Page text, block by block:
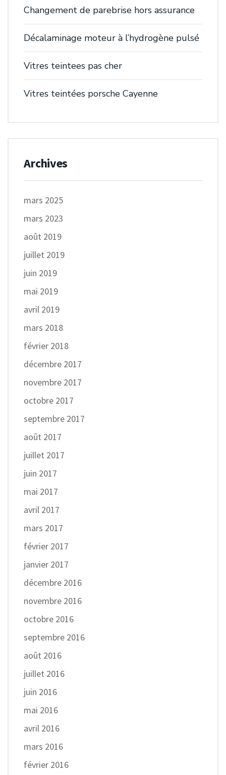
Changement de parebrise hors assurance
Décalaminage moteur à l’hydrogène pulsé
Vitres teintees pas cher
Vitres teintées porsche Cayenne
Archives
mars 2025
mars 2023
août 2019
juillet 2019
juin 2019
mai 2019
avril 2019
mars 2018
février 2018
décembre 2017
novembre 2017
octobre 2017
septembre 2017
août 2017
juillet 2017
juin 2017
mai 2017
avril 2017
mars 2017
février 2017
janvier 2017
décembre 2016
novembre 2016
octobre 2016
septembre 2016
août 2016
juillet 2016
juin 2016
mai 2016
avril 2016
mars 2016
février 2016